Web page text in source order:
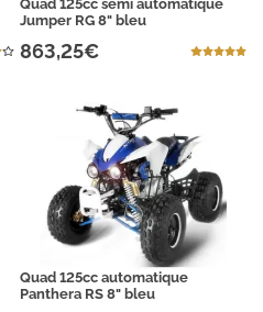
Quad 125cc semi automatique
Jumper RG 8" bleu
863,25€
Quad 125cc automatique
Panthera RS 8" bleu